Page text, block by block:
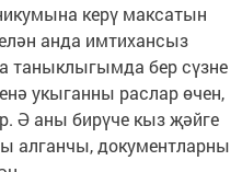
керү максатын
анда имтихансыз
таныклыгымда бер сүзне
укыганны раслар өчен,
Ә аны бирүче кыз җәйге
алганчы, документларны